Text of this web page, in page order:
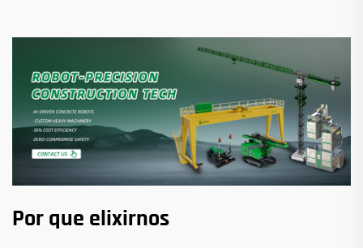
Por que elixirnos